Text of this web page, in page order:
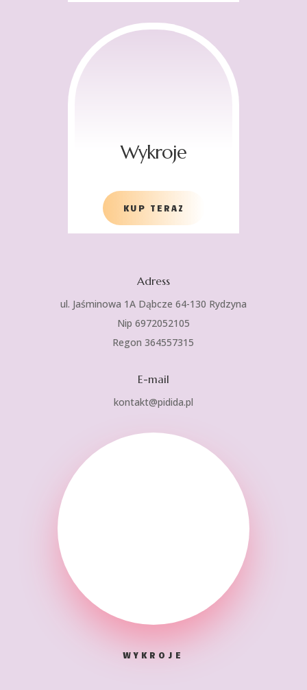
Wykroje
KUP TERAZ
Adress
ul. Jaśminowa 1A Dąbcze 64-130 Rydzyna
Nip 6972052105
Regon 364557315
E-mail
kontakt@pidida.pl
WYKROJE